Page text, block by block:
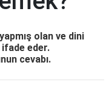
olan ve dini
eder.
cevabı.